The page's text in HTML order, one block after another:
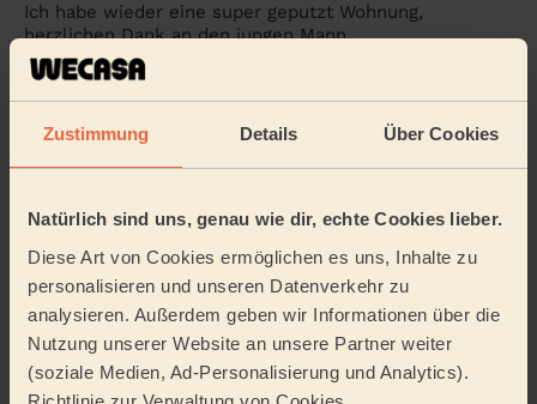
Zustimmung Details Über Cookies
Natürlich sind uns, genau wie dir, echte Cookies lieber.
Diese Art von Cookies ermöglichen es uns, Inhalte zu
personalisieren und unseren Datenverkehr zu
analysieren. Außerdem geben wir Informationen über die
Nutzung unserer Website an unsere Partner weiter
(soziale Medien, Ad-Personalisierung und Analytics).
Ich habe wieder eine super geputzt Wohnung,
herzlichen Dank an den jungen Mann
Monika (München)
5/5
vor 2 Wochen
Einmalige Reinigung
Laura hat heute eine hervorragende Arbeit geleistet!
geachtet und die ganze Wohnung blitzblank ...Mehr
lesen
Nikhil (Germering)
4/5
vor 1 Woche